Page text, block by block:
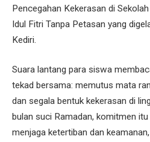
Pencegahan Kekerasan di
Idul Fitri Tanpa Petasan yang
Kediri.
Suara lantang para siswa
tekad bersama: memutus mata
dan segala bentuk kekerasan di
bulan suci Ramadan, komitmen
menjaga ketertiban dan